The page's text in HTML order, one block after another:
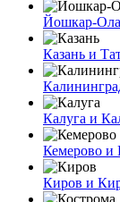
Йошкар-
Казань и
Калуга и
Кемерово и
Киров и